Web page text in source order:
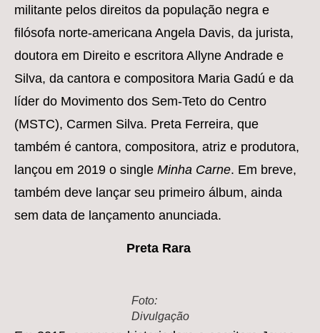
militante pelos direitos da população negra e
filósofa norte-americana Angela Davis, da jurista,
doutora em Direito e escritora Allyne Andrade e
Silva, da cantora e compositora Maria Gadú e da
líder do Movimento dos Sem-Teto do Centro
(MSTC), Carmen Silva. Preta Ferreira, que
também é cantora, compositora, atriz e produtora,
lançou em 2019 o single Minha Carne. Em breve,
também deve lançar seu primeiro álbum, ainda
sem data de lançamento anunciada.
Preta Rara
Foto:
Divulgação